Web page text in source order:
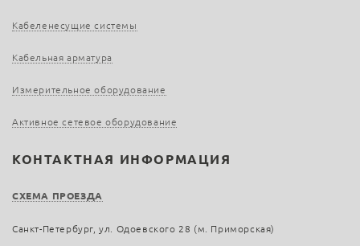
Кабеленесущие системы
Кабельная арматура
Измерительное оборудование
Активное сетевое оборудование
КОНТАКТНАЯ ИНФОРМАЦИЯ
СХЕМА ПРОЕЗДА
Санкт-Петербург, ул. Одоевского 28 (м. Приморская)